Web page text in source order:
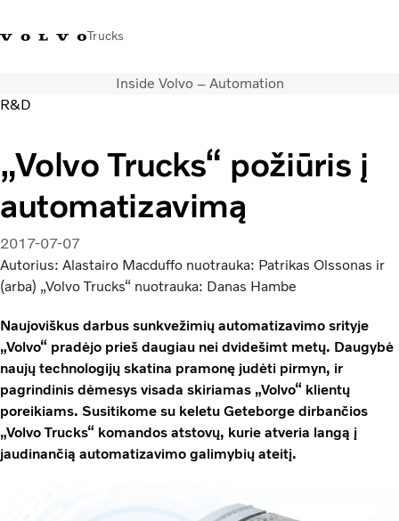
Trucks
Volvo Trucks parduotuvėPrisijungtiLietuva
Transporto sprendimai
Sunkvežimiai
Paslaugos
Volvo Truck Builder
Kontaktai
Naujienos
Apie mus
Inside Volvo – Automation
R&D
„Volvo Trucks“ požiūris į
automatizavimą
2017-07-07
Autorius: Alastairo Macduffo nuotrauka: Patrikas Olssonas ir
(arba) „Volvo Trucks“ nuotrauka: Danas Hambe
Naujoviškus darbus sunkvežimių automatizavimo srityje
„Volvo“ pradėjo prieš daugiau nei dvidešimt metų. Daugybė
naujų technologijų skatina pramonę judėti pirmyn, ir
pagrindinis dėmesys visada skiriamas „Volvo“ klientų
poreikiams. Susitikome su keletu Geteborge dirbančios
„Volvo Trucks“ komandos atstovų, kurie atveria langą į
jaudinančią automatizavimo galimybių ateitį.